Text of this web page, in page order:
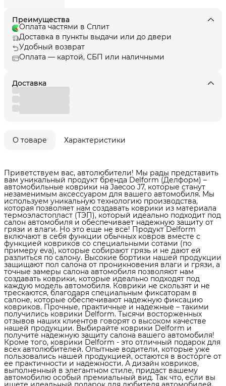
Преимущества
Оплата частями в Сплит
Доставка в пункты выдачи или до двери
Удобный возврат
Оплата — картой, СБП или наличными
Доставка
О товаре Характеристики
Приветствуем вас, автолюбители! Мы рады представить
вам уникальный продукт бренда Delform (Делформ) –
автомобильные коврики на Jaecoo J7, которые станут
незаменимым аксессуаром для вашего автомобиля. Мы
используем уникальную технологию производства,
которая позволяет нам создавать коврики из материала
термоэластопласт (ТЭП), который идеально подходит под
салон автомобиля и обеспечивает надежную защиту от
грязи и влаги. Но это еще не все! Продукт Delform
включают в себя функции обычных ковров вместе с
функцией ковриков со специальными сотами (по
примеру eva), которые собирают грязь и не дают ей
разлиться по салону. Высокие бортики нашей продукции
защищают пол салона от проникновения влаги и грязи, а
точные замеры салона автомобиля позволяют нам
создавать коврики, которые идеально подходят под
каждую модель автомобиля. Коврики не скользят и не
трескаются, благодаря специальным фиксаторам в
салоне, которые обеспечивают надежную фиксацию
ковриков. Прочные, практичные и надежные – такими
получились коврики Delform. Тысячи восторженных
отзывов наших клиентов говорят о высоком качестве
нашей продукции. Выбирайте коврики Delform и
получите надежную защиту салона вашего автомобиля!
Кроме того, коврики Delform - это отличный подарок для
всех автолюбителей. Опытные водители, которые уже
пользовались нашей продукцией, остаются в восторге от
ее практичности и надежности. А дизайн ковриков,
выполненный в элегантном стиле, придаст вашему
автомобилю особый премиальный вид. Так что, если вы